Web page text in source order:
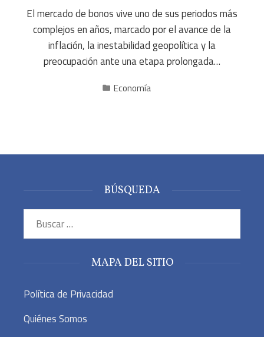
El mercado de bonos vive uno de sus periodos más
complejos en años, marcado por el avance de la
inflación, la inestabilidad geopolítica y la
preocupación ante una etapa prolongada…
Economía
BÚSQUEDA
MAPA DEL SITIO
Política de Privacidad
Quiénes Somos